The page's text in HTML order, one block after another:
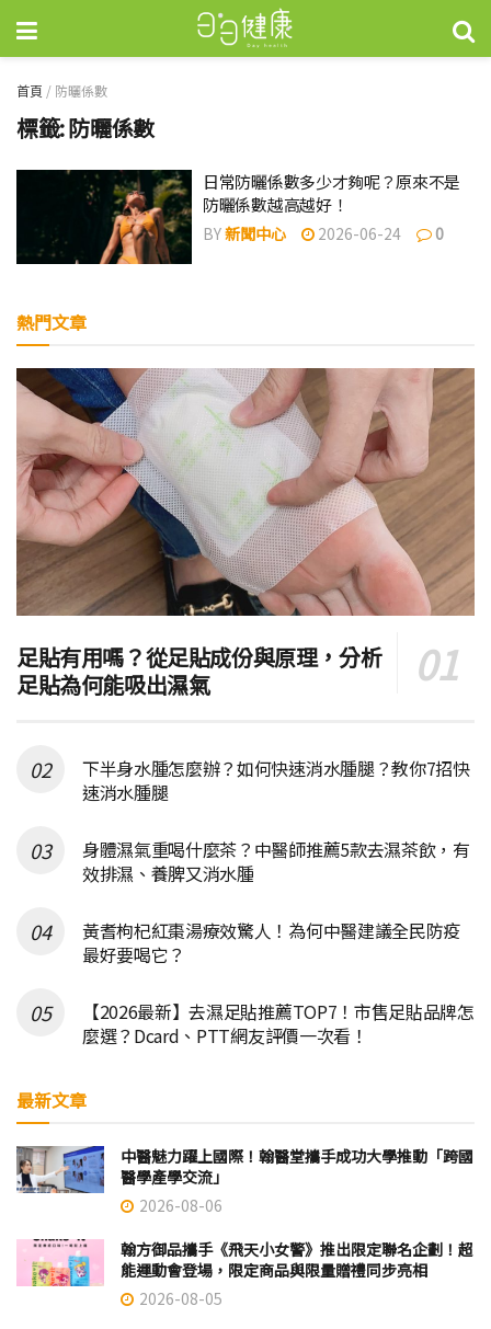
首頁 / 防曬係數
標籤:防曬係數
日常防曬係數多少才夠呢？原來不是
防曬係數越高越好！
BY新聞中心 2026-06-24 0
熱門文章
足貼有用嗎？從足貼成份與原理，分析
足貼為何能吸出濕氣
下半身水腫怎麼辦？如何快速消水腫腿？教你7招快
速消水腫腿
身體濕氣重喝什麼茶？中醫師推薦5款去濕茶飲，有
效排濕、養脾又消水腫
黃耆枸杞紅棗湯療效驚人！為何中醫建議全民防疫
最好要喝它？
【2026最新】去濕足貼推薦TOP7！市售足貼品牌怎
麼選？Dcard、PTT網友評價一次看！
最新文章
中醫魅力躍上國際！翰醫堂攜手成功大學推動「跨國
醫學產學交流」
2026-08-06
翰方御品攜手《飛天小女警》推出限定聯名企劃！超
能運動會登場，限定商品與限量贈禮同步亮相
2026-08-05